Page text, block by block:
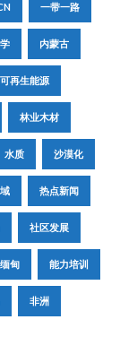
一带一路
内蒙古
可再生能源
林业木材
水质 沙漠化
热点新闻
社区发展
缅甸 能力培训
非洲